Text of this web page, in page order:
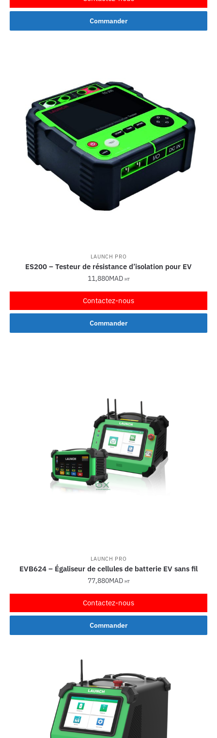
Commander
LAUNCH PRO
ES200 – Testeur de résistance d’isolation pour EV
11,880MAD HT
Commander
Contactez-nous
LAUNCH PRO
EVB624 – Égaliseur de cellules de batterie EV sans fil
77,880MAD HT
Commander
Contactez-nous